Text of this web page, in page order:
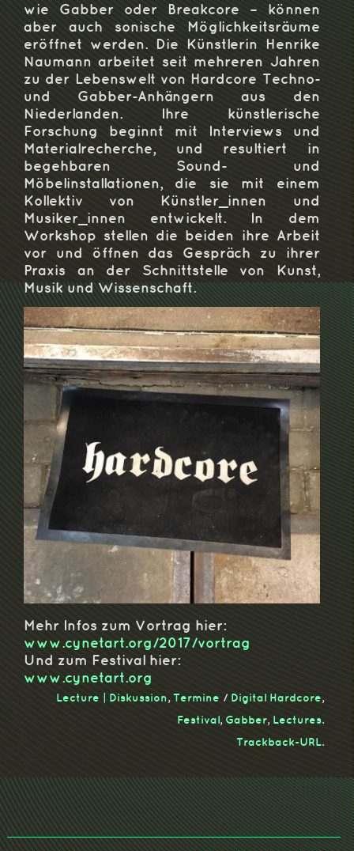
wie Gabber oder Breakcore – können
aber auch sonische Möglichkeitsräume
eröffnet werden. Die Künstlerin
Henrike
Naumann arbeitet seit mehreren Jahren
zu der Lebenswelt von Hardcore Techno-
und Gabber-Anhängern aus den
Niederlanden. Ihre künstlerische
Forschung beginnt mit Interviews und
Materialrecherche, und resultiert in
begehbaren Sound- und
Möbelinstallationen, die sie mit einem
Kollektiv von Künstler_innen und
Musiker_innen entwickelt. In dem
Workshop stellen die beiden ihre Arbeit
vor und öffnen das Gespräch zu ihrer
Praxis an der Schnittstelle von Kunst,
Musik und Wissenschaft.
Mehr Infos zum Vortrag hier:
www.cynetart.org/2017/vortrag
Und zum Festival hier:
www.cynetart.org
Lecture | Diskussion, Termine / Digital Hardcore,
Festival, Gabber, Lectures.
Trackback-URL.